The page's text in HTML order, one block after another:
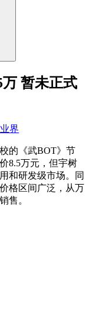
暂未正式
界
的《武BOT》节
8.5万元，但宇树
和研发级市场。同
格区间广泛，从万
售。